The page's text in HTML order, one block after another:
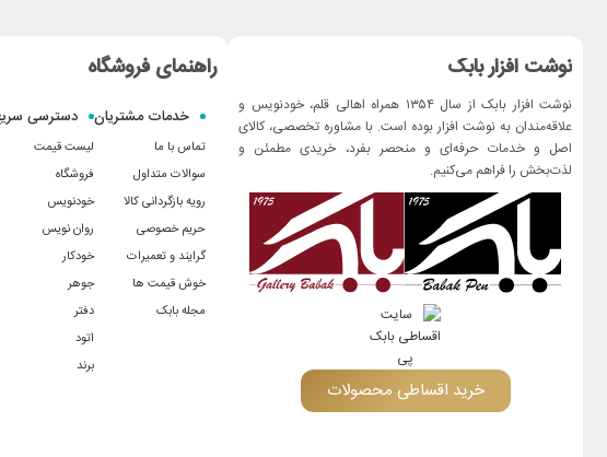
نوشت افزار بابک
نوشت افزار بابک از سال ۱۳۵۴ همراه اهالی قلم، خودنویس و
علاقه‌مندان به نوشت افزار بوده است. با مشاوره تخصصی، کالای
اصل و خدمات حرفه‌ای و منحصر بفرد، خریدی مطمئن و
لذت‌بخش را فراهم می‌کنیم.
خرید اقساطی محصولات
راهنمای فروشگاه
خدمات مشتریان
تماس با ما
سوالات متداول
رویه بازگردانی کالا
حریم خصوصی
گرایند و تعمیرات
خوش قیمت ها
مجله بابک
دسترسی
لیست قیمت
فروشگاه
خودنویس
روان نویس
خودکار
جوهر
دفتر
اتود
برند